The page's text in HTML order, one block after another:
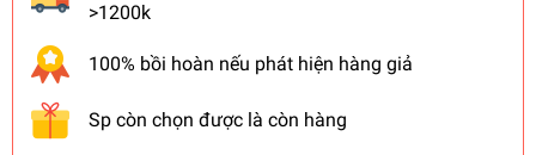
>1200k
100% bồi hoàn nếu phát hiện hàng giả
Sp còn chọn được là còn hàng